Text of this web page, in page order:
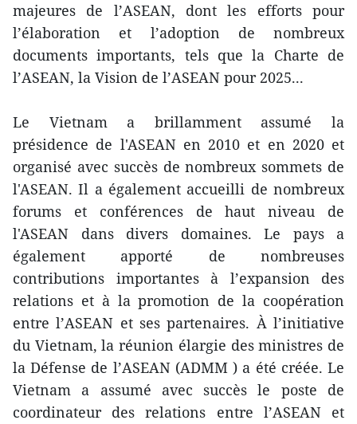
majeures de l’ASEAN, dont les efforts pour
l’élaboration et l’adoption de nombreux
documents importants, tels que la Charte de
l’ASEAN, la Vision de l’ASEAN pour 2025...
Le Vietnam a brillamment assumé la
présidence de l'ASEAN en 2010 et en 2020 et
organisé avec succès de nombreux sommets de
l'ASEAN. Il a également accueilli de nombreux
forums et conférences de haut niveau de
l'ASEAN dans divers domaines. Le pays a
également apporté de nombreuses
contributions importantes à l’expansion des
relations et à la promotion de la coopération
entre l’ASEAN et ses partenaires. À l’initiative
du Vietnam, la réunion élargie des ministres de
la Défense de l’ASEAN (ADMM ) a été créée. Le
Vietnam a assumé avec succès le poste de
coordinateur des relations entre l’ASEAN et